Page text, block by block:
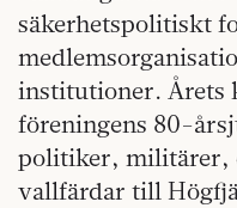
säkerhetspolitiskt
institutioner. Årets
föreningens 80-
politiker, militärer,
vallfärdar till